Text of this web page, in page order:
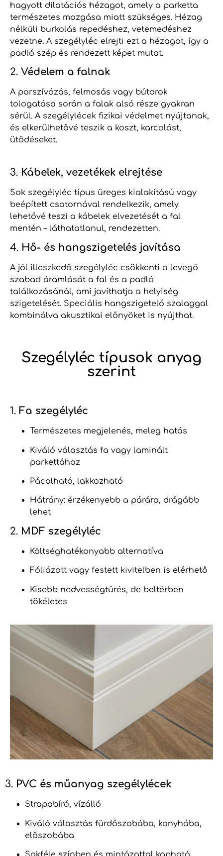
hagyott dilatációs hézagot, amely a parketta
természetes mozgása miatt szükséges. Hézag
nélküli burkolás repedéshez, vetemedéshez
vezetne. A szegélyléc elrejti ezt a hézagot, így a
padló szép és rendezett képet mutat.
2. Védelem a falnak
A porszívózás, felmosás vagy bútorok
tologatása során a falak alsó része gyakran
sérül. A szegélylécek fizikai védelmet nyújtanak,
és elkerülhetővé teszik a koszt, karcolást,
ütődéseket.
3. Kábelek, vezetékek elrejtése
Sok szegélyléc típus üreges kialakítású vagy
beépített csatornával rendelkezik, amely
lehetővé teszi a kábelek elvezetését a fal
mentén – láthatatlanul, rendezetten.
4. Hő- és hangszigetelés javítása
A jól illeszkedő szegélyléc csökkenti a levegő
szabad áramlását a fal és a padló
találkozásánál, ami javíthatja a helyiség
szigetelését. Speciális hangszigetelő szalaggal
kombinálva akusztikai előnyöket is nyújthat.
Szegélyléc típusok anyag
szerint
1. Fa szegélyléc
Természetes megjelenés, meleg hatás
Kiváló választás fa vagy laminált
parkettához
Pácolható, lakkozható
Hátrány: érzékenyebb a párára, drágább
lehet
2. MDF szegélyléc
Költséghatékonyabb alternatíva
Fóliázott vagy festett kivitelben is elérhető
Kisebb nedvességtűrés, de beltérben
tökéletes
3. PVC és műanyag szegélylécek
Strapabíró, vízálló
Kiváló választás fürdőszobába, konyhába,
előszobába